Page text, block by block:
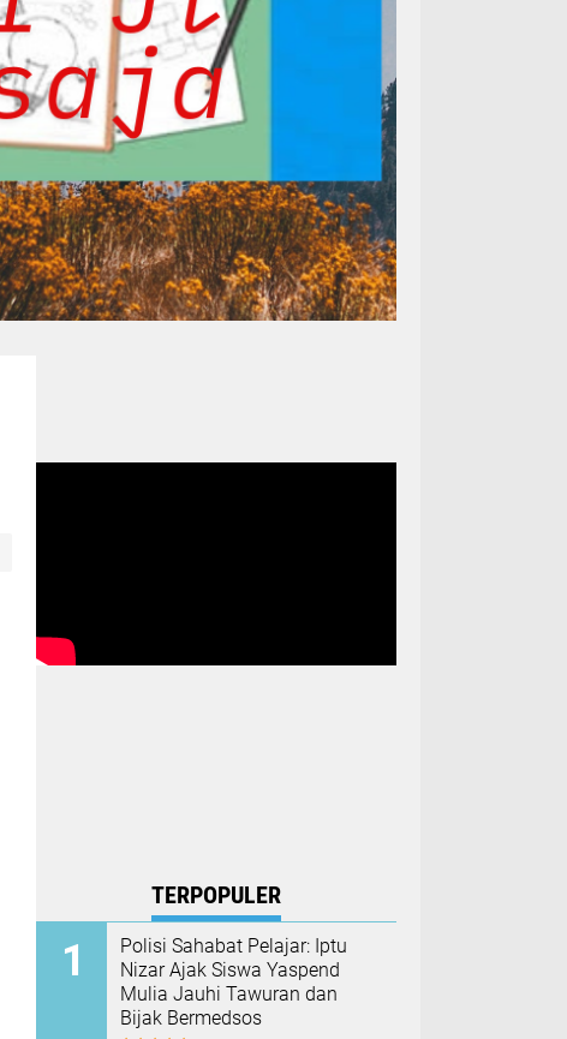
TERPOPULER
Polisi Sahabat Pelajar: Iptu
Nizar Ajak Siswa Yaspend
Mulia Jauhi Tawuran dan
Bijak Bermedsos